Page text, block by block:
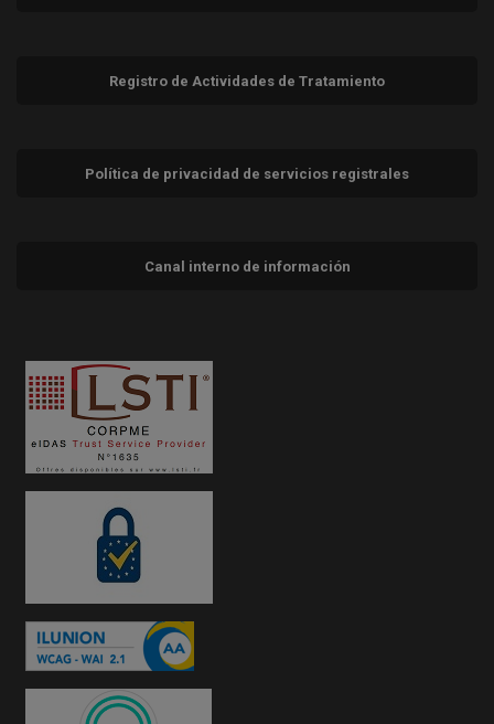
Registro de Actividades de Tratamiento
Política de privacidad de servicios registrales
Canal interno de información